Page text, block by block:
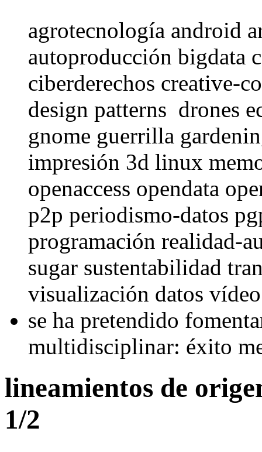
agrotecnología android
autoproducción bigdata
ciberderechos creative-
design patterns drones
gnome guerrilla
impresión 3d linux
openaccess opendata
p2p periodismo-datos
programación realidad-
sugar sustentabilidad
visualización datos
se ha pretendido
multidisciplinar: éxito
lineamientos de
1/2